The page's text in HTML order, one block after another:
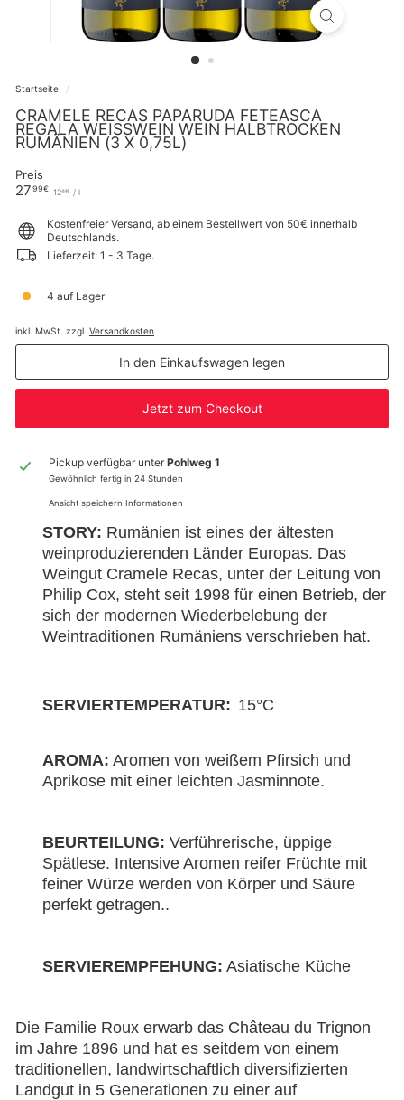
Startseite /
CRAMELE RECAS PAPARUDA FETEASCA
REGALA WEISSWEIN WEIN HALBTROCKEN R
UMÄNIEN (3 X 0,75L)
Preis
Normaler
2799€27,99€
1244€ 12,44€
/ l
Kostenfreier Versand, ab einem Bestellwert von 50€ innerhalb
Deutschlands.
Lieferzeit: 1 - 3 Tage.
4 auf Lager
inkl. MwSt. zzgl. Versandkosten
In den Einkaufswagen legen
Jetzt zum Checkout
Pickup verfügbar unter Pohlweg 1
Gewöhnlich fertig in 24 Stunden
Ansicht speichern Informationen
STORY: Rumänien ist eines der ältesten
weinproduzierenden Länder Europas. Das
Weingut Cramele Recas, unter der Leitung von
Philip Cox, steht seit 1998 für einen Betrieb, der
sich der modernen Wiederbelebung der
Weintraditionen Rumäniens verschrieben hat.
SERVIERTEMPERATUR: 15°C
AROMA: Aromen von weißem Pfirsich und
Aprikose mit einer leichten Jasminnote.
BEURTEILUNG: Verführerische, üppige
Spätlese. Intensive Aromen reifer Früchte mit
feiner Würze werden von Körper und Säure
perfekt getragen..
SERVIEREMPFEHUNG: Asiatische Küche
Die Familie Roux erwarb das Château du Trignon
im Jahre 1896 und hat es seitdem von einem
traditionellen, landwirtschaftlich diversifizierten
Landgut in 5 Generationen zu einer auf